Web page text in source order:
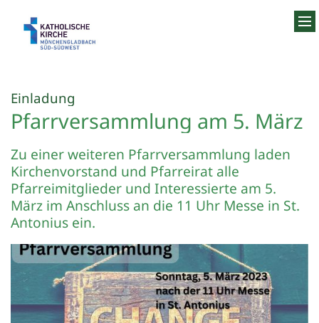
Einladung
Pfarrversammlung am 5. März
Zu einer weiteren Pfarrversammlung laden
Kirchenvorstand und Pfarreirat alle
Pfarreimitglieder und Interessierte am 5.
März im Anschluss an die 11 Uhr Messe in St.
Antonius ein.